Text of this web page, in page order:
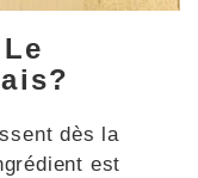
dès la
est